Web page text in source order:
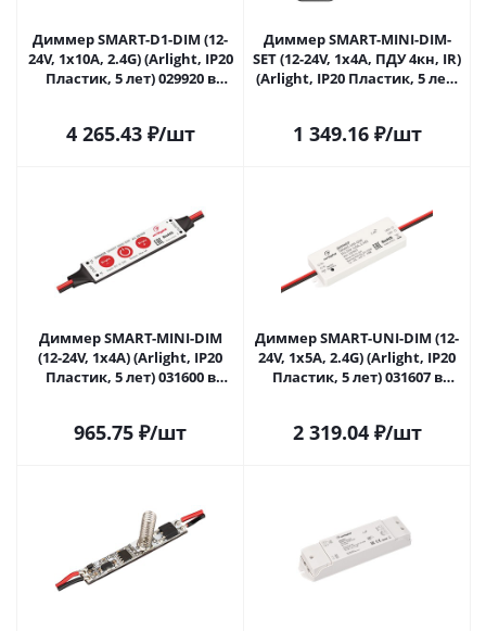
Диммер SMART-D1-DIM (12-
24V, 1x10A, 2.4G) (Arlight, IP20
Пластик, 5 лет) 029920 в
4 265.43₽/шт
Диммер SMART-MINI-DIM-
SET (12-24V, 1x4A, ПДУ 4кн, IR)
(Arlight, IP20 Пластик, 5 лет)
1 349.16₽/шт
Диммер SMART-MINI-DIM
(12-24V, 1x4A) (Arlight, IP20
Пластик, 5 лет) 031600 в
965.75 ₽/шт
Диммер SMART-UNI-DIM (12-
24V, 1x5A, 2.4G) (Arlight, IP20
Пластик, 5 лет) 031607 в
2 319.04₽/шт